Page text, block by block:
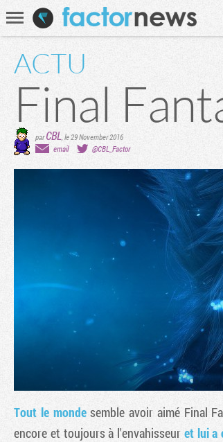
Recherche
ACTU
Final
parCBL le 29 November 2016
email
@CBL_Factor
Tout le mondesemble avoir aimé Final
encore et toujours à l'envahisseur et lui a